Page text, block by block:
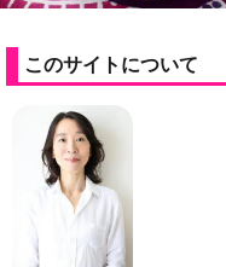
このサイトについて